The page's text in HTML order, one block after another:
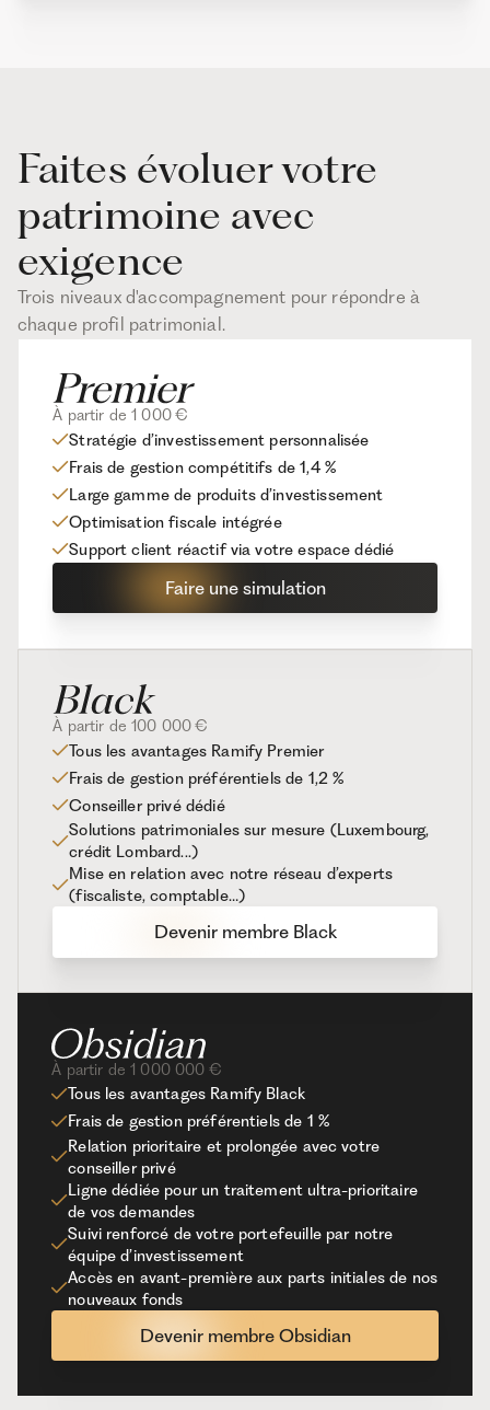
Faites évoluer votre
patrimoine avec
exigence
Trois niveaux d'accompagnement pour répondre à
chaque profil patrimonial.
À partir de 1 000 €
Stratégie d’investissement personnalisée
Frais de gestion compétitifs de 1,4 %
Large gamme de produits d’investissement
Optimisation fiscale intégrée
Support client réactif via votre espace dédié
Faire une simulation
À partir de 100 000 €
Tous les avantages Ramify Premier
Frais de gestion préférentiels de 1,2 %
Conseiller privé dédié
Solutions patrimoniales sur mesure (Luxembourg,
crédit Lombard...)
Mise en relation avec notre réseau d’experts
(fiscaliste, comptable…)
Devenir membre Black
À partir de 1 000 000 €
Tous les avantages Ramify Black
Frais de gestion préférentiels de 1 %
Relation prioritaire et prolongée avec votre
conseiller privé
Ligne dédiée pour un traitement ultra-prioritaire
de vos demandes
Suivi renforcé de votre portefeuille par notre
équipe d’investissement
Accès en avant-première aux parts initiales de nos
nouveaux fonds
Devenir membre Obsidian